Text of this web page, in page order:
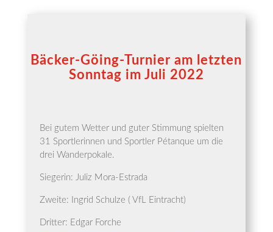
Bäcker-Göing-Turnier am letzten
Sonntag im Juli 2022
Bei gutem Wet­ter und guter Stim­mung spiel­ten
31 Sport­le­rin­nen und Sport­ler Pétan­que um die
drei Wanderpokale.
Sie­ge­rin: Juliz Mora-Estrada
Zwei­te: Ingrid Schul­ze ( VfL Eintracht)
Drit­ter: Edgar Forche